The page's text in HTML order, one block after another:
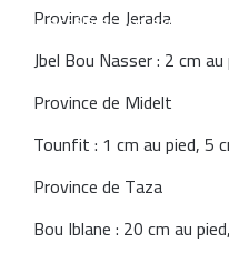
pour accélérer son expansion
Province de Jerada
Jbel Bou Nasser : 2 cm
Province de Midelt
Tounfit : 1 cm au pied, 5
Province de Taza
Bou Iblane : 20 cm au